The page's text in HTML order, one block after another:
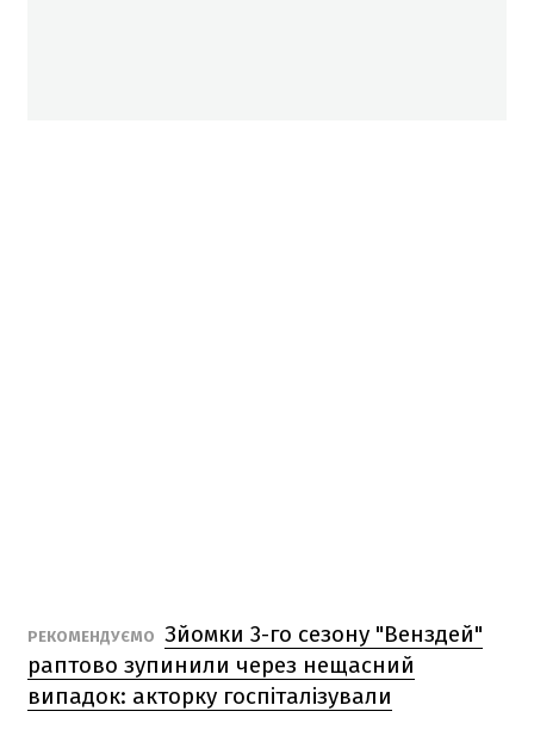
РЕКОМЕНДУЄМО Зйомки 3-го сезону "Венздей"
раптово зупинили через нещасний
випадок: акторку госпіталізували